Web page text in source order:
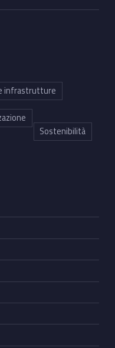
infrastrutture
Sostenibilità